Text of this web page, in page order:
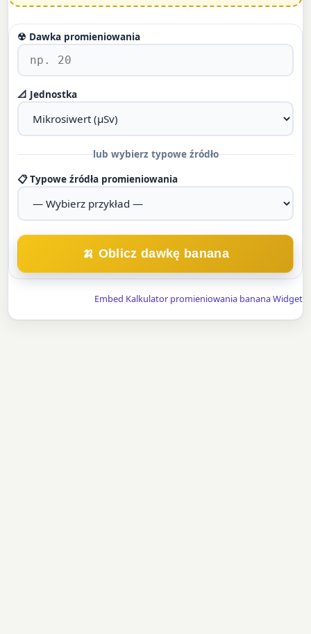
☢ Dawka promieniowania
📐 Jednostka
lub wybierz typowe źródło
📋 Typowe źródła promieniowania
🍌 Oblicz dawkę banana
Embed Kalkulator promieniowania banana Widget